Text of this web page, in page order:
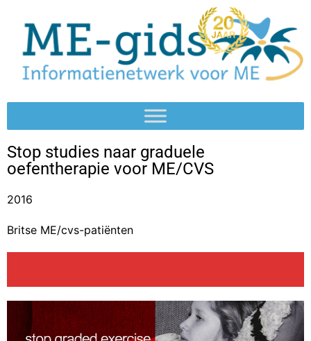
Stop studies naar graduele
oefentherapie voor ME/CVS
2016
Britse ME/cvs-patiënten